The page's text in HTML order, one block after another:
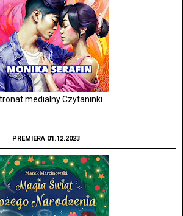
medialny Czytaninki
PREMIERA 01.12.2023